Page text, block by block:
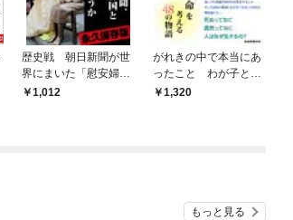
歴史戦 朝日新聞が世
界にまいた「慰安婦」
の嘘を討つ
1,012
がれきの中で本当にあ
ったこと わが子と語
る東日本大震災
1,320
もっと見る